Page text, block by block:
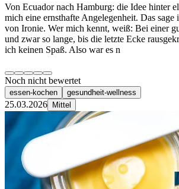
Von Ecuador nach Hamburg: die Idee hinter
mich eine ernsthafte Angelegenheit. Das
von Ironie. Wer mich kennt, weiß: Bei einer
und zwar so lange, bis die letzte Ecke
ich keinen Spaß. Also war es n
Noch nicht bewertet
essen-kochen gesundheit-wellness
25.03.2026 Mittel